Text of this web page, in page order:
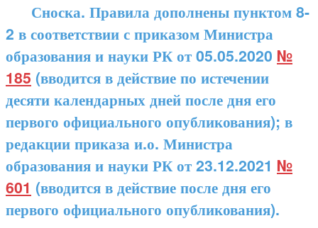
Сноска. Правила дополнены пунктом 8-
2 в соответствии с приказом Министра
образования и науки РК от 05.05.2020 №
185 (вводится в действие по истечении
десяти календарных дней после дня его
первого официального опубликования); в
редакции приказа и.о. Министра
образования и науки РК от 23.12.2021 №
601 (вводится в действие после дня его
первого официального опубликования).